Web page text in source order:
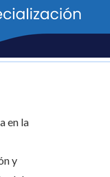
en la
y